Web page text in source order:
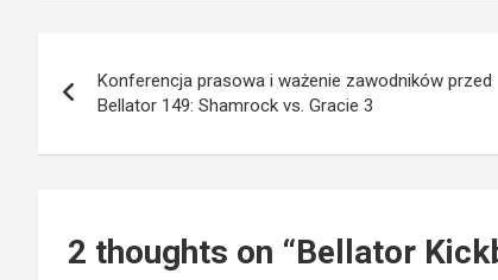
wpisu
Konferencja prasowa i ważenie zawodników przed
Bellator 149: Shamrock vs. Gracie 3
2 thoughts on “Bellator